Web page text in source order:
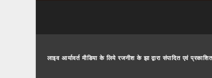
लाइव आर्यावर्त मीडिया के लिये रजनीश के झा द्वारा संपादित एवं